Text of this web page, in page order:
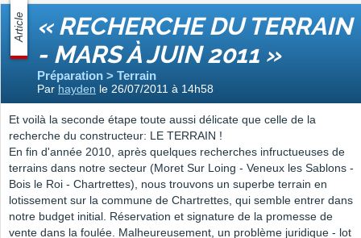
Article « RECHERCHE DU TERRAIN
- MARS À JUIN 2011 »
Préparation > Terrain
Par hayden le 26/07/2011 à 14h58
Et voilà la seconde étape toute aussi délicate que celle de la
recherche du constructeur: LE TERRAIN !
En fin d'année 2010, après quelques recherches infructueuses de
terrains dans notre secteur (Moret Sur Loing - Veneux les Sablons -
Bois le Roi - Chartrettes), nous trouvons un superbe terrain en
lotissement sur la commune de Chartrettes, qui semble entrer dans
notre budget initial. Réservation et signature de la promesse de
vente dans la foulée. Malheureusement, un problème juridique - lot